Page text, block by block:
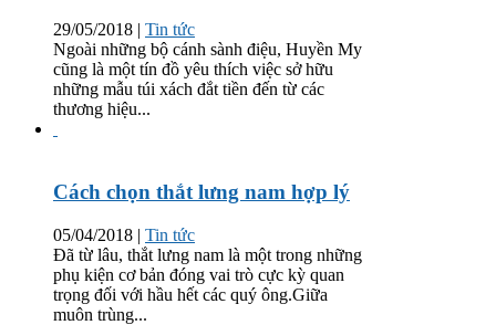
29/05/2018 | Tin tức
Ngoài những bộ cánh sành điệu, Huyền My
cũng là một tín đồ yêu thích việc sở hữu
những mẫu túi xách đắt tiền đến từ các
thương hiệu...
Cách chọn thắt lưng nam hợp lý
05/04/2018 | Tin tức
Đã từ lâu, thắt lưng nam là một trong những
phụ kiện cơ bản đóng vai trò cực kỳ quan
trọng đối với hầu hết các quý ông.Giữa
muôn trùng...